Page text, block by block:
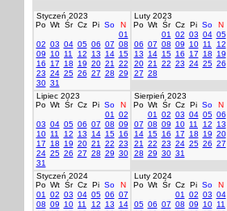
Styczeń 2023
Po Wt Śr Cz Pi So
N
01
02 03 04 05 06 07 08
09
10 11 12 13 14 15
16
17 18 19 20 21
22
23 24 25 26 27 28 29
30 31
Luty 2023
Po Wt Śr Cz Pi So
N
01
02 03 04 05
06 07 08 09 10 11
12
13
14 15 16 17 18
19
20 21 22 23 24 25 26
27 28
Lipiec 2023
Po Wt Śr Cz Pi So
N
01
02
03 04 05 06 07 08 09
10 11 12 13 14 15 16
17
18 19 20 21 22 23
24 25 26 27 28 29 30
31
Sierpień 2023
Po Wt Śr Cz Pi So
N
01
02 03 04 05 06
07 08 09 10 11 12
13
14 15 16 17 18 19 20
21
22 23 24 25 26 27
28 29 30 31
Styczeń 2024
Po Wt Śr Cz Pi So
N
01
02 03 04 05 06 07
08 09 10 11 12 13
14
Luty 2024
Po Wt Śr Cz Pi So
N
01
02 03 04
05 06 07 08 09 10 11